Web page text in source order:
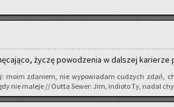
życzę po­wo­dze­nia w dal­szej ka­rie­rze
moim zda­niem, nie wy­po­wia­dam cu­dzych zdań,
nie ma­le­je // Outta Sewer: Jim, in­dio­to Ty, nadal